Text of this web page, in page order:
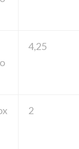
4,25
2